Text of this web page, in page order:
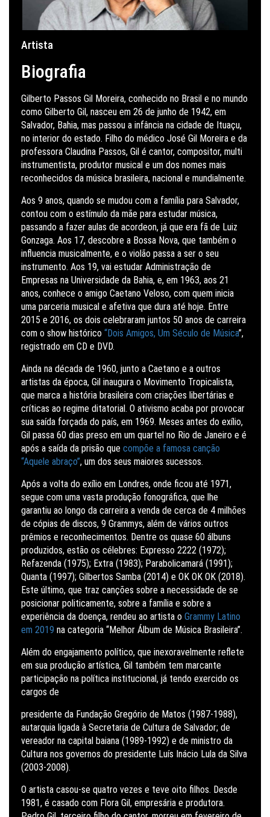
Artista
Biografia
Gilberto Passos Gil Moreira, conhecido no Brasil e no mundo
como Gilberto Gil, nasceu em 26 de junho de 1942, em
Salvador, Bahia, mas passou a infância na cidade de Ituaçu,
no interior do estado. Filho do médico José Gil Moreira e da
professora Claudina Passos, Gil é cantor, compositor, multi
instrumentista, produtor musical e um dos nomes mais
reconhecidos da música brasileira, nacional e mundialmente.
Aos 9 anos, quando se mudou com a família para Salvador,
contou com o estímulo da mãe para estudar música,
passando a fazer aulas de acordeon, já que era fã de Luiz
Gonzaga. Aos 17, descobre a Bossa Nova, que também o
influencia musicalmente, e o violão passa a ser o seu
instrumento. Aos 19, vai estudar Administração de
Empresas na Universidade da Bahia, e, em 1963, aos 21
anos, conhece o amigo Caetano Veloso, com quem inicia
uma parceria musical e afetiva que dura até hoje. Entre
2015 e 2016, os dois celebraram juntos 50 anos de carreira
com o show histórico “Dois Amigos, Um Século de Música”,
registrado em CD e DVD.
Ainda na década de 1960, junto a Caetano e a outros
artistas da época, Gil inaugura o Movimento Tropicalista,
que marca a história brasileira com criações libertárias e
críticas ao regime ditatorial. O ativismo acaba por provocar
sua saída forçada do país, em 1969. Meses antes do exílio,
Gil passa 60 dias preso em um quartel no Rio de Janeiro e é
após a saída da prisão que compõe a famosa canção
“Aquele abraço”, um dos seus maiores sucessos.
Após a volta do exílio em Londres, onde ficou até 1971,
segue com uma vasta produção fonográfica, que lhe
garantiu ao longo da carreira a venda de cerca de 4 milhões
de cópias de discos, 9 Grammys, além de vários outros
prêmios e reconhecimentos. Dentre os quase 60 álbuns
produzidos, estão os célebres: Expresso 2222 (1972);
Refazenda (1975); Extra (1983); Parabolicamará (1991);
Quanta (1997); Gilbertos Samba (2014) e OK OK OK (2018).
Este último, que traz canções sobre a necessidade de se
posicionar politicamente, sobre a família e sobre a
experiência da doença, rendeu ao artista o Grammy Latino
em 2019 na categoria “Melhor Álbum de Música Brasileira”.
Além do engajamento político, que inexoravelmente reflete
em sua produção artística, Gil também tem marcante
participação na política institucional, já tendo exercido os
cargos de
presidente da Fundação Gregório de Matos (1987-1988),
autarquia ligada à Secretaria de Cultura de Salvador; de
vereador na capital baiana (1989-1992) e de ministro da
Cultura nos governos do presidente Luís Inácio Lula da Silva
(2003-2008).
O artista casou-se quatro vezes e teve oito filhos. Desde
1981, é casado com Flora Gil, empresária e produtora.